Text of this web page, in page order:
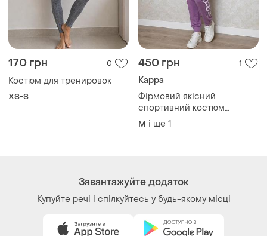
170 грн 0
Костюм для тренировок
XS-S
450 грн 1
Kappa
Фірмовий якісний
спортивний костюм
fila+kappa
M і ще 1
Завантажуйте додаток
Купуйте речі і спілкуйтесь у будь-якому місці